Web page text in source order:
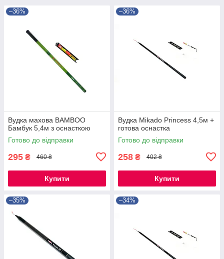
–36%
Вудка махова BAMBOO
Бамбук 5,4м з оснасткою
Готово до відправки
295 ₴ 460 ₴
Купити
–36%
Вудка Mikado Princess 4,5м +
готова оснастка
Готово до відправки
258 ₴ 402 ₴
Купити
–35% –34%